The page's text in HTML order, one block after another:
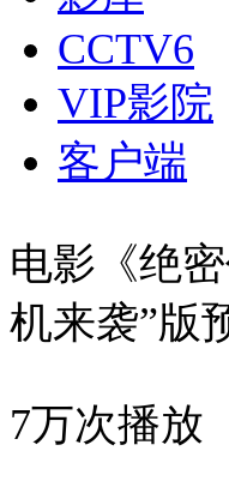
CCTV6
VIP影院
客户端
电影《绝
机来袭”版
7万次播放